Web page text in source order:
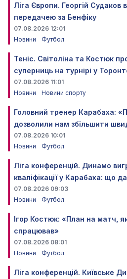
Ліга Європи. Георгій Судаков
передачею за Бенфіку
07.08.2026 12:01
Новини
Футбол
Теніс. Світоліна та Костюк
суперниць на турнірі у
07.08.2026 11:01
Новини
Новини спорту
Головний тренер Карабаха:
дозволили нам збільшити
07.08.2026 10:01
Новини
Футбол
Ліга конференцій. Динамо
кваліфікації у Карабаха: що
07.08.2026 09:03
Новини
Футбол
Ігор Костюк: «План на матч,
спрацював»
07.08.2026 08:01
Новини
Футбол
Ліга конференцій. Київське